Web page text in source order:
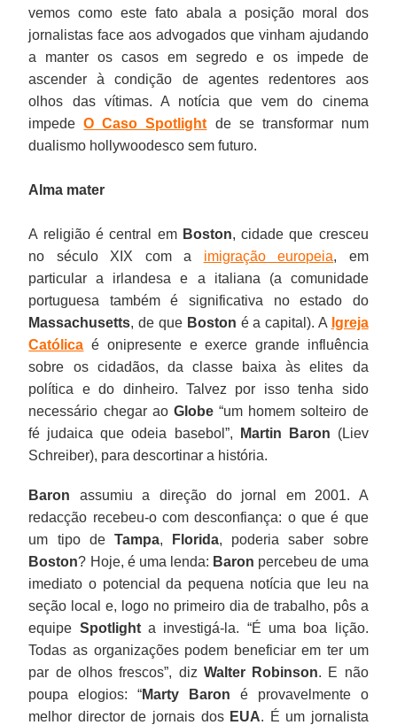
vemos como este fato abala a posição moral dos
jornalistas face aos advogados que vinham ajudando
a manter os casos em segredo e os impede de
ascender à condição de agentes redentores aos
olhos das vítimas. A notícia que vem do cinema
impedeO Caso Spotlight de se transformar num
dualismo hollywoodesco sem futuro.
Alma mater
A religião é central em Boston, cidade que cresceu
no século XIX com a imigração europeia, em
particular a irlandesa e a italiana (a comunidade
portuguesa também é significativa no estado do
Massachusetts, de que Boston é a capital). A Igreja
Católica é onipresente e exerce grande influência
sobre os cidadãos, da classe baixa às elites da
política e do dinheiro. Talvez por isso tenha sido
necessário chegar ao Globe“um homem solteiro de
fé judaica que odeia basebol”,
Martin Baron (Liev
Schreiber), para descortinar a história.
Baron assumiu a direção do jornal em 2001. A
redacção recebeu-o com desconfiança: o que é que
um tipo de Tampa, Florida, poderia saber sobre
Boston? Hoje, é uma lenda: Baron percebeu de uma
imediato o potencial da pequena notícia que leu na
seção local e, logo no primeiro dia de trabalho, pôs a
equipe Spotlighta investigá-la. “É uma boa lição.
Todas as organizações podem beneficiar em ter um
par de olhos frescos”, diz Walter Robinson. E não
poupa elogios: “Marty Baron é provavelmente o
melhor director de jornais dos EUA. É um jornalista